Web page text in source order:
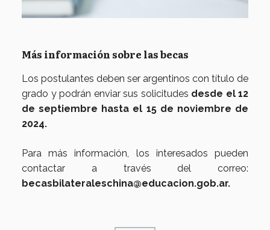
Más información sobre las becas
Los postulantes deben ser argentinos con título de
grado y podrán enviar sus solicitudes desde el 12
de septiembre hasta el 15 de noviembre de
2024.
Para más información, los interesados pueden
contactar a través del correo:
becasbilateraleschina@educacion.gob.ar.